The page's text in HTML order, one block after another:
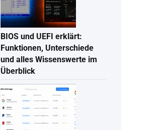
BIOS und UEFI erklärt:
Funktionen, Unterschiede
und alles Wissenswerte im
Überblick